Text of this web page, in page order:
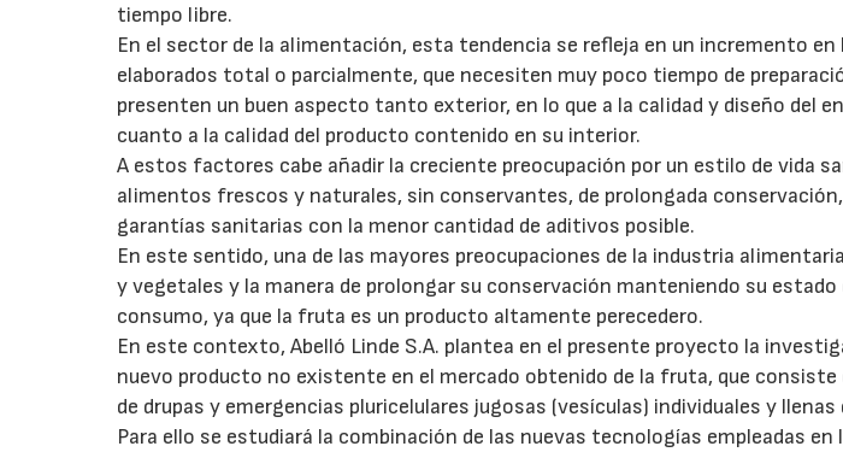
tiempo libre.
En el sector de la alimentación, esta tendencia se refleja en un incremento en
elaborados total o parcialmente, que necesiten muy poco tiempo de
presenten un buen aspecto tanto exterior, en lo que a la calidad y diseño del
cuanto a la calidad del producto contenido en su interior.
A estos factores cabe añadir la creciente preocupación por un estilo de vida
alimentos frescos y naturales, sin conservantes, de prolongada
garantías sanitarias con la menor cantidad de aditivos posible.
En este sentido, una de las mayores preocupaciones de la industria
y vegetales y la manera de prolongar su conservación manteniendo su
consumo, ya que la fruta es un producto altamente perecedero.
En este contexto, Abelló Linde S.A. plantea en el presente proyecto la
nuevo producto no existente en el mercado obtenido de la fruta, que
de drupas y emergencias pluricelulares jugosas (vesículas) individuales y llenas
Para ello se estudiará la combinación de las nuevas tecnologías empleadas